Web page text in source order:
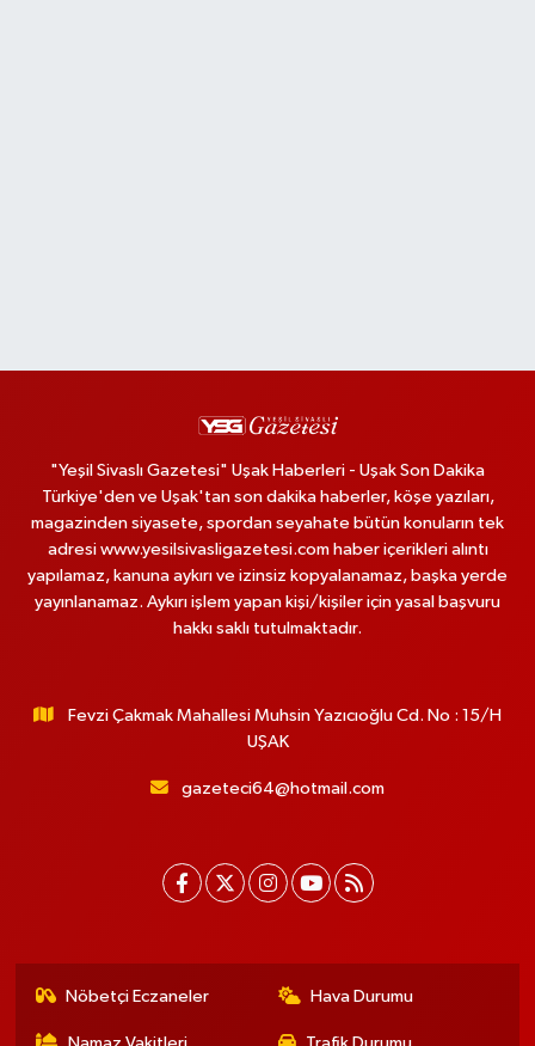
"Yeşil Sivaslı Gazetesi" Uşak Haberleri - Uşak Son Dakika
Türkiye'den ve Uşak'tan son dakika haberler, köşe yazıları,
magazinden siyasete, spordan seyahate bütün konuların tek
adresi www.yesilsivasligazetesi.com haber içerikleri alıntı
yapılamaz, kanuna aykırı ve izinsiz kopyalanamaz, başka yerde
yayınlanamaz. Aykırı işlem yapan kişi/kişiler için yasal başvuru
hakkı saklı tutulmaktadır.
Fevzi Çakmak Mahallesi Muhsin Yazıcıoğlu Cd. No : 15/H
UŞAK
gazeteci64@hotmail.com
Nöbetçi Eczaneler Hava Durumu